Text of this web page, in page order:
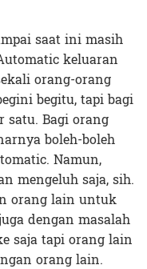
saat ini masih
keluaran
orang-orang
begitu, tapi bagi
satu. Bagi orang
boleh-boleh
Namun,
mengeluh saja, sih.
orang lain untuk
dengan masalah
saja tapi orang lain
orang lain.